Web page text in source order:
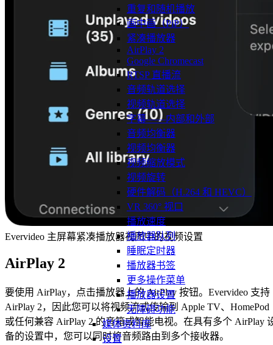
重复和随机播放
画中画（PiP）
紧凑播放器
AirPlay 2
Google Chromecast
RTSP 直播流
音频轨道选择
视频轨道选择
字幕——内部和外部
音频均衡器
视频均衡器
视频缩放模式
视频旋转
硬件解码（H.264 和 HEVC）
VR 360° 视口
播放速度
播放器队列
睡眠定时器
播放器书签
更多操作菜单
播放器设置
无障碍功能
媒体资料库
设置
Evervideo 主屏幕紧凑播放器视图中的视频设置
AirPlay 2
要使用 AirPlay，点击播放器上的 AirPlay 按钮。Evervideo 支持
AirPlay 2，因此您可以将视频流式传输到 Apple TV、HomePod
或任何兼容 AirPlay 2 的音箱或智能电视。在具有多个 AirPlay
备的设置中，您可以同时将音频路由到多个接收器。